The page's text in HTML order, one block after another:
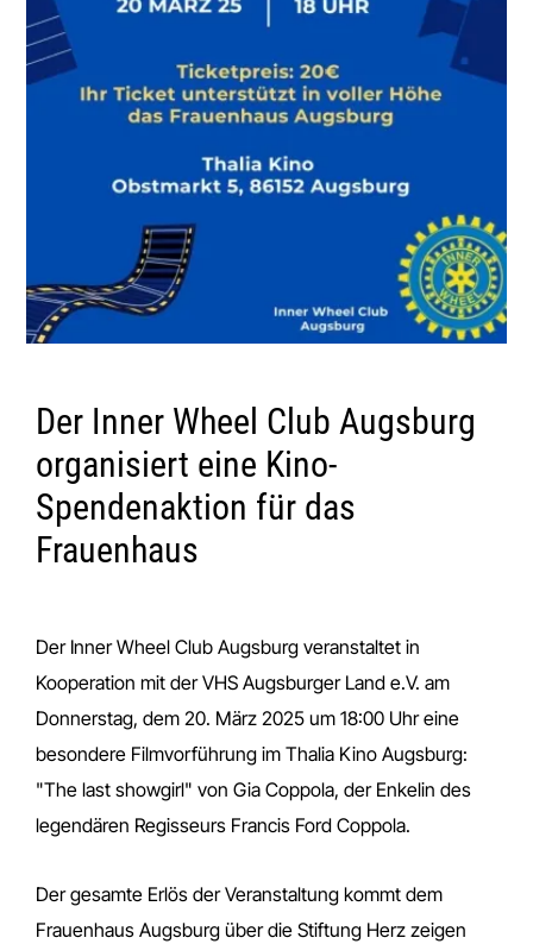
Der Inner Wheel Club Augsburg
organisiert eine Kino-
Spendenaktion für das
Frauenhaus
Der Inner Wheel Club Augsburg veranstaltet in
Kooperation mit der VHS Augsburger Land e.V. am
Donnerstag, dem 20. März 2025 um 18:00 Uhr eine
besondere Filmvorführung im Thalia Kino Augsburg:
"The last showgirl" von Gia Coppola, der Enkelin des
legendären Regisseurs Francis Ford Coppola.
Der gesamte Erlös der Veranstaltung kommt dem
Frauenhaus Augsburg über die Stiftung Herz zeigen